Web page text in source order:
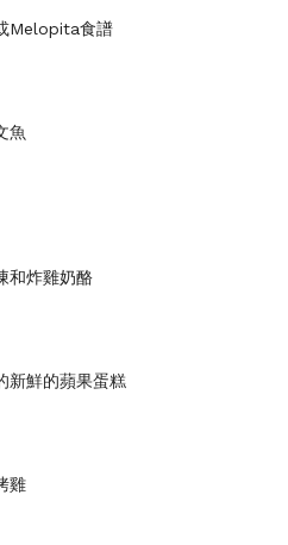
Melopita食譜
魚
和炸雞奶酪
新鮮的蘋果蛋糕
雞